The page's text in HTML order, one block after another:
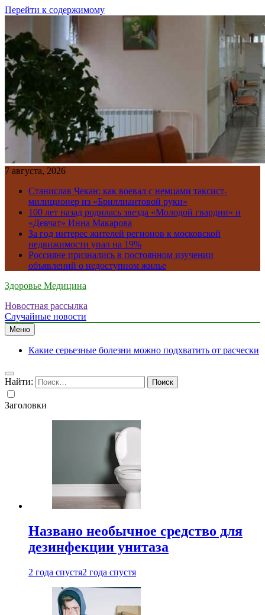
Перейти к содержимому
7 августа, 2026
Станислав Чекан: как воевал с немцами таксист-
милиционер из «Бриллиантовой руки»
100 лет назад родилась звезда «Молодой гвардии» и
«Девчат» Инна Макарова
За год интерес жителей регионов к московской
недвижимости упал на 19%
Россияне признались в постоянном изучении
объявлений о недоступном жилье
Здоровье Медицина
Новостная рассылка
Случайные новости
Меню
Какие серьезные болезни можно подхватить от расчески
Найти:
Заголовки
Названо необычное средство для
дезинфекции унитаза
2 года спустя2 года спустя